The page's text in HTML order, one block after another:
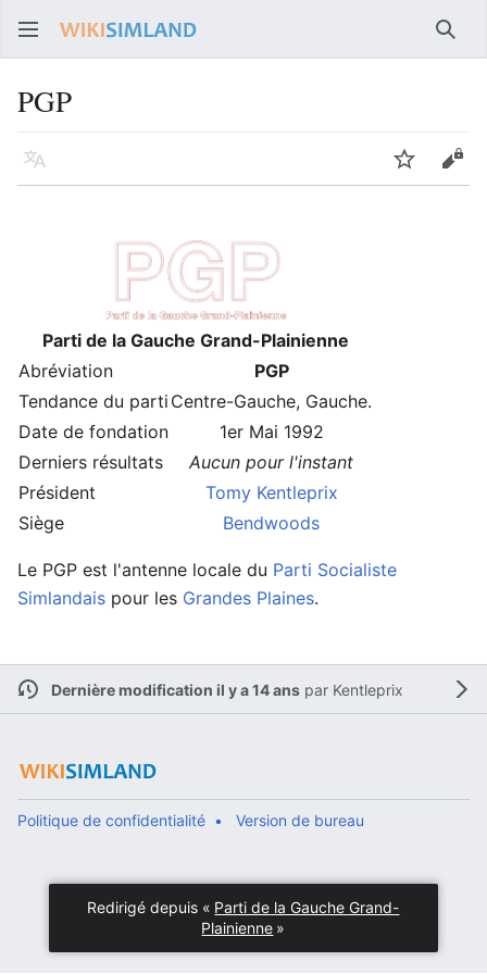
PGP
Langue Suivre
Parti de la Gauche Grand-Plainienne
Abréviation
PGP
Tendance du parti Centre-Gauche, Gauche.
Date de fondation
1er Mai 1992
Derniers résultats
Aucun pour l'instant
Président
Tomy Kentleprix
Siège
Bendwoods
Le PGP est l'antenne locale du Parti Socialiste
Simlandais pour les Grandes Plaines.
Dernière modification il y a 14 anspar Kentleprix
Politique de confidentialité Version de bureau
Redirigé depuis « Parti de la Gauche Grand-
Plainienne »